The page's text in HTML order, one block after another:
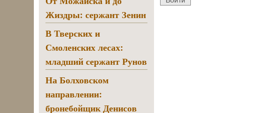
Жиздры: сержант Зенин
В Тверских и
Смоленских лесах:
младший сержант Рунов
На Болховском
направлении:
бронебойщик Денисов